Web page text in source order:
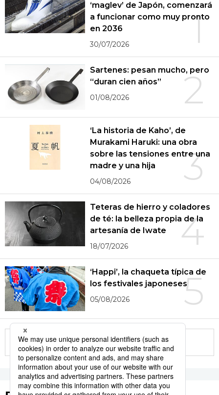
1
‘maglev’ de Japón, comenzará
a funcionar como muy pronto
en 2036
30/07/2026
2
Sartenes: pesan mucho, pero
“duran cien años”
01/08/2026
3
‘La historia de Kaho’, de
Murakami Haruki: una obra
sobre las tensiones entre una
madre y una hija
04/08/2026
4
Teteras de hierro y coladores
de té: la belleza propia de la
artesanía de Iwate
18/07/2026
5
‘Happi’, la chaqueta típica de
los festivales japoneses
05/08/2026
More in this series